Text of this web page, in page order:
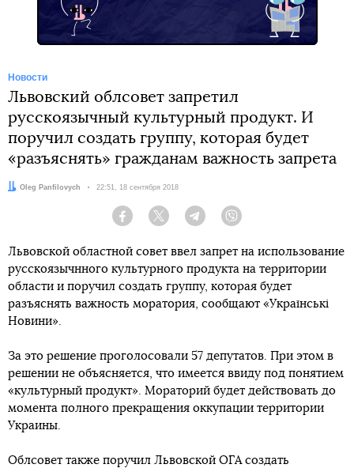
Новости
Львовский облсовет запретил
русскоязычный культурный продукт. И
поручил создать группу, которая будет
«разъяснять» гражданам важность запрета
Автор:
Oleg Panfilovych Дата:
22:51, 18 сентября 2018
Facebook Twitter Telegram
Львовской областной совет ввел запрет на использование
русскоязычнного культурного продукта на территории
области и поручил создать группу, которая будет
разъяснять важность моратория, сообщают «Українські
Новини».
За это решение проголосовали 57 депутатов. При этом в
решении не объясняется, что имеется ввиду под понятием
«культурный продукт». Мораторий будет действовать до
момента полного прекращения оккупации территории
Украины.
Облсовет также поручил Львовской ОГА создать